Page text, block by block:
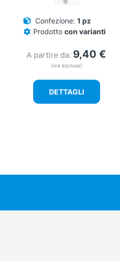
Confezione: 1 pz
Prodotto con varianti
A partire da: 9,40 €
(iva esclusa)
DETTAGLI